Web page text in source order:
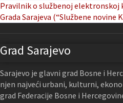
Pravilnik o službenoj elektronskoj
Grada Sarajeva (“Službene novine
Grad Sarajevo
Sarajevo je glavni grad Bosne i
njen najveći urbani, kulturni,
grad Federacije Bosne i